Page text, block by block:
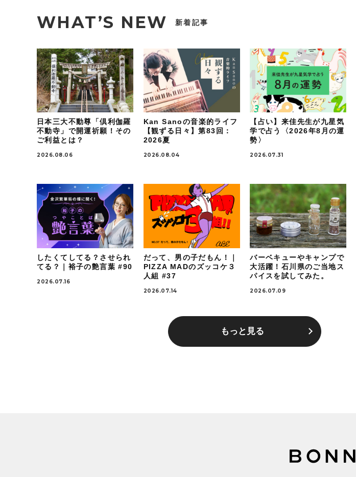
WHAT’S NEW 新着記事
日本三大不動尊「倶利伽羅
不動寺」で開運祈願！その
ご利益とは？
2026.08.06
Kan Sanoの音楽的ライフ
【観ずる日々】第83回：
2026夏
2026.08.04
【占い】来佳先生が九星気
学で占う〈2026年8月の運
勢〉
2026.07.31
したくてしてる？させられ
てる？｜裕子の艶言葉 #90
2026.07.16
だって、男の子だもん！｜
PIZZA MADのズッコケ３
人組 #37
2026.07.14
バーベキューやキャンプで
大活躍！石川県のご当地ス
パイスを試してみた。
2026.07.09
もっと見る